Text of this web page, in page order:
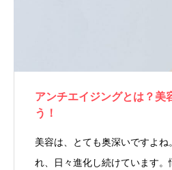
アンチエイジングとは？美
う！
美容は、とても奥深いですよね
れ、日々進化し続けています